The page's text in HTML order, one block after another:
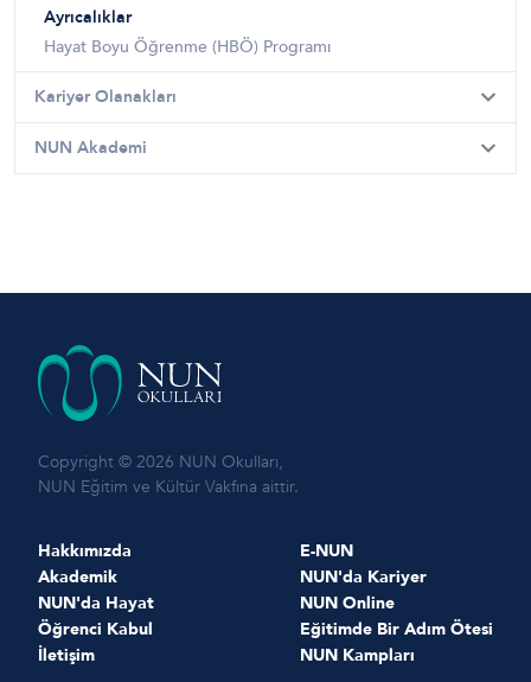
Ayrıcalıklar
Hayat Boyu Öğrenme (HBÖ) Programı
Kariyer Olanakları
NUN Akademi
Copyright © 2026 NUN Okulları,
NUN Eğitim ve Kültür Vakfına aittir.
Hakkımızda
Akademik
NUN'da Hayat
Öğrenci Kabul
İletişim
E-NUN
NUN'da Kariyer
NUN Online
Eğitimde Bir Adım Ötesi
NUN Kampları